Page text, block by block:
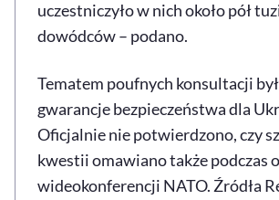
uczestniczyło w nich około pół
dowódców – podano.
Tematem poufnych konsultacji
gwarancje bezpieczeństwa dla
Oficjalnie nie potwierdzono, czy
kwestii omawiano także podczas
wideokonferencji NATO. Źródła